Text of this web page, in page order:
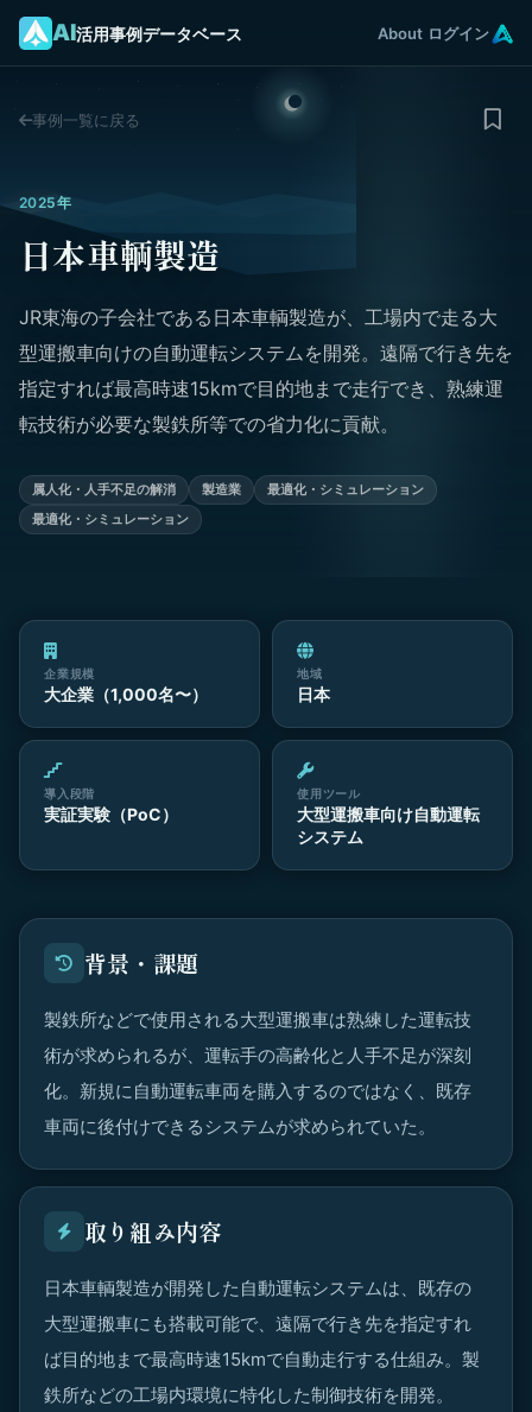
AI活用事例データベース About ログイン
事例一覧に戻る
2025年
日本車輌製造
JR東海の子会社である日本車輌製造が、工場内で走る大
型運搬車向けの自動運転システムを開発。遠隔で行き先を
指定すれば最高時速15kmで目的地まで走行でき、熟練運
転技術が必要な製鉄所等での省力化に貢献。
属人化・人手不足の解消 製造業
最適化・シミュレーション
最適化・シミュレーション
企業規模
大企業（1,000名〜）
地域
日本
導入段階
実証実験（PoC）
使用ツール
大型運搬車向け自動運転
システム
背景・課題
製鉄所などで使用される大型運搬車は熟練した運転技
術が求められるが、運転手の高齢化と人手不足が深刻
化。新規に自動運転車両を購入するのではなく、既存
車両に後付けできるシステムが求められていた。
取り組み内容
日本車輌製造が開発した自動運転システムは、既存の
大型運搬車にも搭載可能で、遠隔で行き先を指定すれ
ば目的地まで最高時速15kmで自動走行する仕組み。製
鉄所などの工場内環境に特化した制御技術を開発。